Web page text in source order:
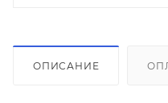
ОПИСАНИЕ